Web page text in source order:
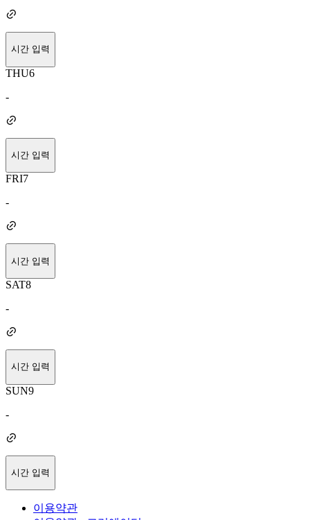
시간 입력
THU6
-
시간 입력
FRI7
-
시간 입력
SAT8
-
시간 입력
SUN9
-
시간 입력
이용약관